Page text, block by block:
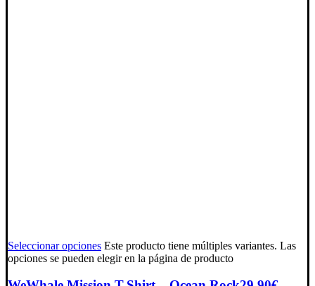
Seleccionar opciones Este producto tiene múltiples variantes. Las
opciones se pueden elegir en la página de producto